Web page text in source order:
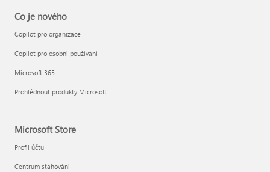
Co je nového
Copilot pro organizace
Copilot pro osobní používání
Microsoft 365
Prohlédnout produkty Microsoft
Microsoft Store
Profil účtu
Centrum stahování